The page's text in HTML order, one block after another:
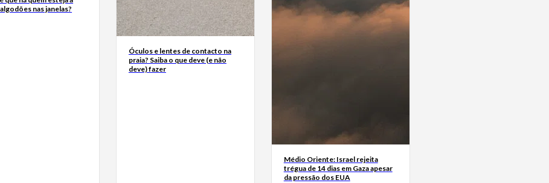
nas janelas?
Óculos e lentes de contacto na
praia? Saiba o que deve (e não
deve) fazer
Médio Oriente: Israel rejeita
trégua de 14 dias em Gaza apesar
da pressão dos EUA